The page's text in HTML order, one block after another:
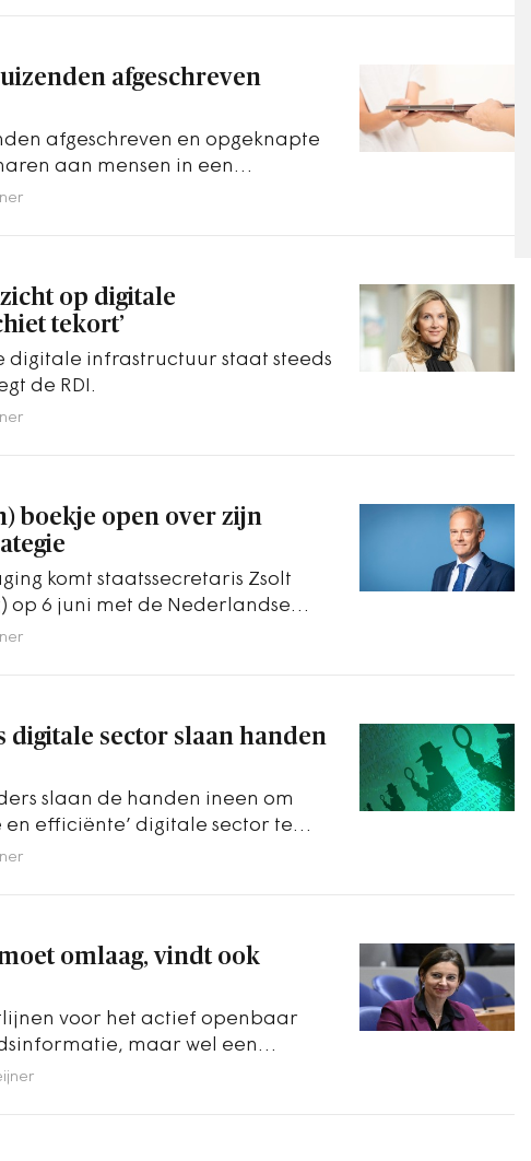
afgeschreven
afgeschreven en opgeknapte
aan mensen in een
positie.
op digitale
tekort’
digitale infrastructuur staat steeds
de RDI.
boekje open over zijn
komt staatssecretaris Zsolt
op 6 juni met de Nederlandse
digitale sector slaan handen
slaan de handen ineen om
en efficiënte’ digitale sector te
omlaag, vindt ook
voor het actief openbaar
maar wel een
overheden.